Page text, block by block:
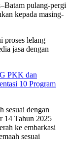
pulang-pergi
kepada masing-
proses lelang
jasa dengan
PKK dan
10 Program
sesuai dengan
14 Tahun 2025
ke embarkasi
sesuai